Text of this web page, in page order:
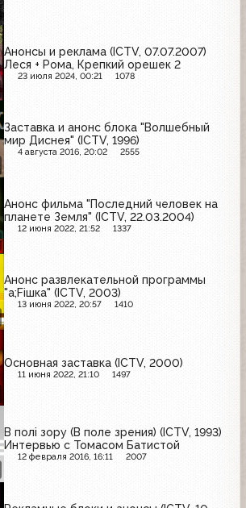
Анонсы и реклама (ICTV, 07.07.2007)
Леся + Рома, Крепкий орешек 2
23 июля 2024, 00:21 1078
Заставка и анонс блока "Волшебный
мир Диснея" (ICTV, 1996)
4 августа 2016, 20:02 2555
Анонс фильма "Последний человек на
планете Земля" (ICTV, 22.03.2004)
12 июня 2022, 21:52 1337
Анонс развлекательной программы
"a;Fiшка" (ICTV, 2003)
13 июня 2022, 20:57 1410
Основная заставка (ICTV, 2000)
11 июня 2022, 21:10 1497
В полі зору (В поле зрения) (ICTV, 1993)
Интервью с Томасом Батистой
12 февраля 2016, 16:11 2007